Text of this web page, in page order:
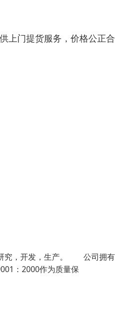
上门提货服务，价格公正
研究，开发，生产。 公司拥
：2000作为质量保